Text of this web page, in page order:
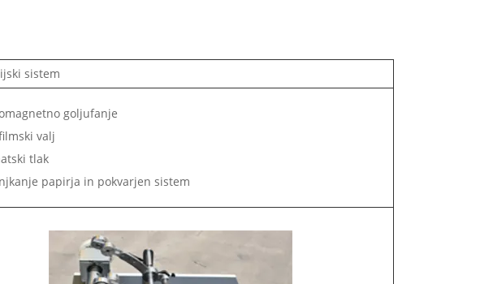
sistem
goljufanje
valj
tlak
papirja in pokvarjen sistem